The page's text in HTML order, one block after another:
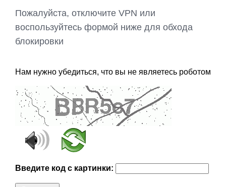
Пожалуйста, отключите VPN или
воспользуйтесь формой ниже для обхода
блокировки
Нам нужно убедиться, что вы не являетесь роботом
Введите код с картинки: